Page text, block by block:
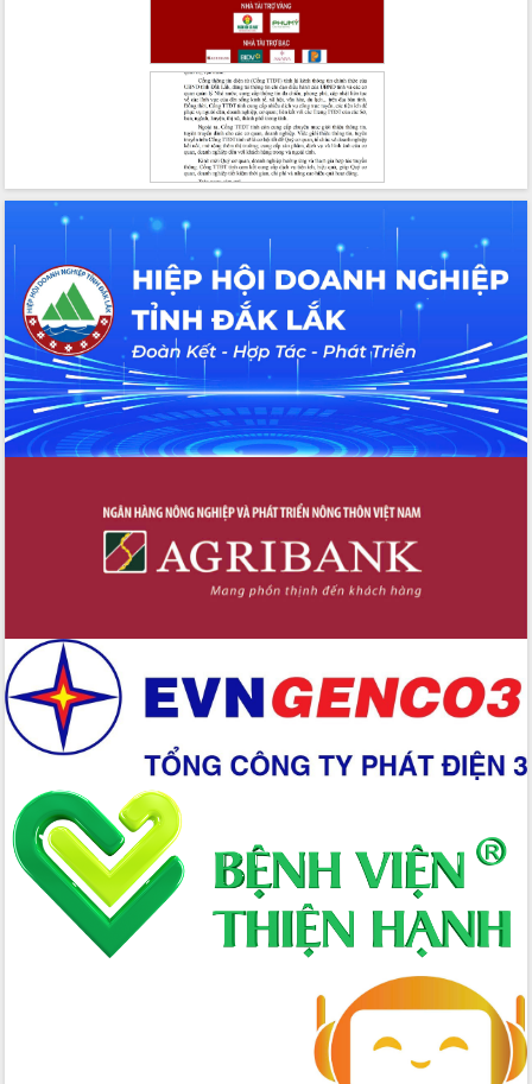
Bầu cử Quốc hội và HĐND: Cử tri Đắk
Lắk gửi gắm niềm tin, kỳ vọng vào lá
Đắk Lắk sẵn sàng các điều kiện cho
Ngày hội bầu cử đại biểu Quốc hội
khóa XVI và HĐND các cấp nhiệm kỳ
Đảm bảo cuộc bầu cử đại biểu Quốc
hội và đại biểu HĐND các cấp diễn ra
an toàn, hiệu quả, đúng quy định
Thủ tướng Chính phủ Phạm Minh Chính
kiểm tra, chỉ đạo hoàn thành các dự
án cao tốc và thăm khu tái định cư tại
Đắk Lắk
Sôi nổi Hội đua ngựa truyền thống Gò
Thì Thùng mừng Xuân Bính Ngọ 2026
Lãnh đạo tỉnh dâng hương tưởng niệm
tại Đập Đồng Cam đầu Xuân Bính Ngọ
UBND tỉnh Đắk Lắk triển khai công tác
quốc phòng, quân sự địa phương năm
Đắk Lắk tập trung toàn lực khắc phục
Đoàn thanh tra EC
Chủ tịch UBND tỉnh Tạ Anh Tuấn thăm,
chúc mừng các bệnh viện nhân Ngày
Thầy thuốc Việt Nam
Rộn ràng lễ hội truyền thống Sông
nước Đà Nông lần thứ I năm 2026
Kỳ họp Chuyên đề lần thứ Năm, HĐND
tỉnh Đắk Lắk thông qua các nghị quyết
quan trọng
Thống nhất danh sách giới thiệu ứng
cử đại biểu Quốc hội khoá XVI và đại
biểu HĐND tỉnh Đắk Lắk, nhiệm kỳ